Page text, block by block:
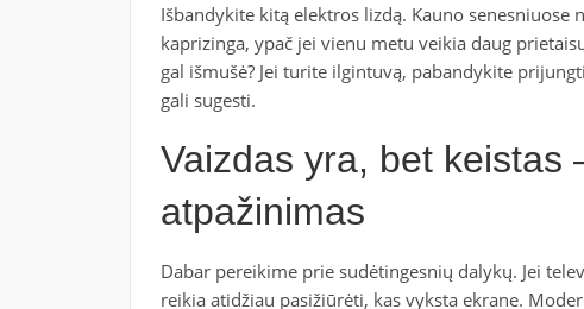
Išbandykite kitą elektros lizdą. Kauno senesniuose
kaprizinga, ypač jei vienu metu veikia daug
gal išmušė? Jei turite ilgintuvą, pabandykite
gali sugesti.
Vaizdas yra, bet keistas
atpažinimas
Dabar pereikime prie sudėtingesnių dalykų. Jei
reikia atidžiau pasižiūrėti, kas vyksta ekrane.